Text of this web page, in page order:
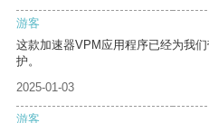
游客
这款加速器VPM应用程序已经为我
护。
2025-01-03
游客